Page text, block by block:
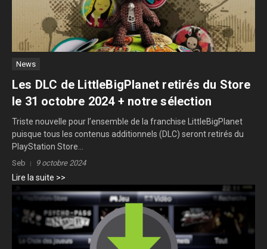
News
Les DLC de LittleBigPlanet retirés du Store
le 31 octobre 2024 + notre sélection
Triste nouvelle pour l’ensemble de la franchise LittleBigPlanet
puisque tous les contenus additionnels (DLC) seront retirés du
PlayStation Store...
Seb 9 octobre 2024
Lire la suite >>